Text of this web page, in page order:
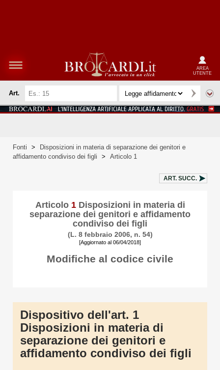
AREA
UTENTE
Art.
Fonti >
Disposizioni in materia di separazione dei genitori e
affidamento condiviso dei figli
> Articolo 1
ART. SUCC.
Articolo 1Disposizioni in materia di
separazione dei genitori e affidamento
condiviso dei figli
(L. 8 febbraio 2006, n. 54)
[Aggiornato al 06/04/2018]
Modifiche al codice civile
Dispositivo dell'art. 1
Disposizioni in materia di
separazione dei genitori e
affidamento condiviso dei figli